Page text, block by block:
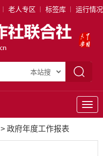
老人专区 标签库 运行情况
导
航
> 政府年度工作报表